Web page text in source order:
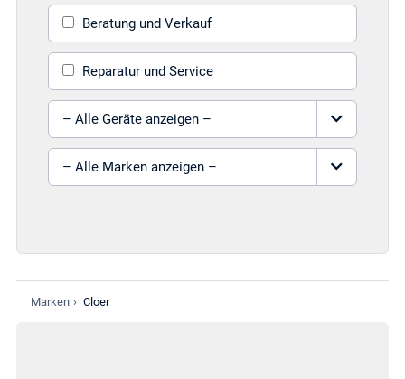
Beratung und Verkauf
Reparatur und Service
Gerät auswählen
Marke auswählen
Marken › Cloer